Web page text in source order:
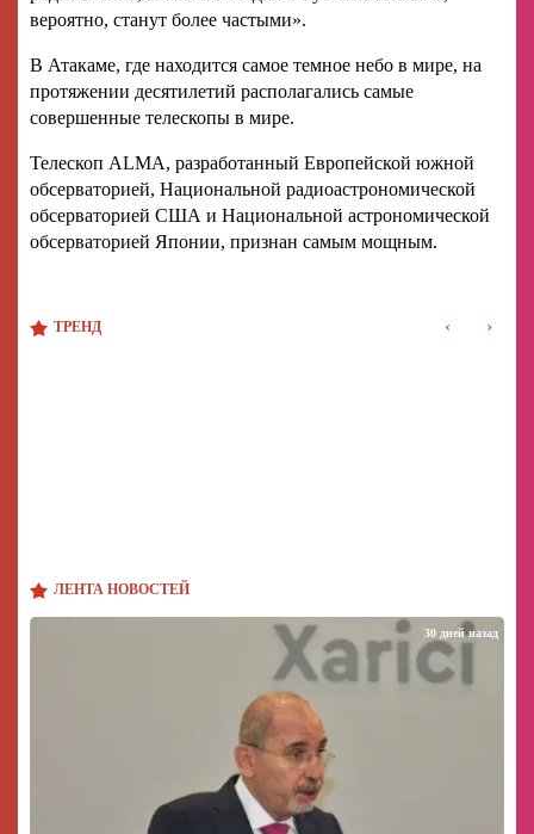
ЛЕНТА НОВОСТЕЙ
30 дней назад
вероятно, станут более частыми».
В Атакаме, где находится самое темное небо в мире, на
протяжении десятилетий располагались самые
совершенные телескопы в мире.
Телескоп ALMA, разработанный Европейской южной
обсерваторией, Национальной радиоастрономической
обсерваторией США и Национальной астрономической
обсерваторией Японии, признан самым мощным.
ТРЕНД ‹ ›